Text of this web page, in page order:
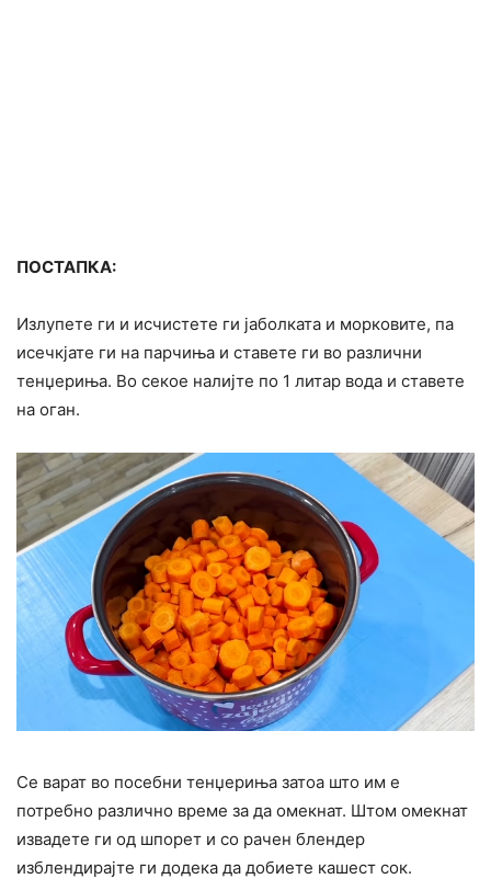
ПОСТАПКА:
Излупете ги и исчистете ги јаболката и морковите, па
исечкјате ги на парчиња и ставете ги во различни
тенџериња. Во секое налијте по 1 литар вода и ставете
на оган.
Се варат во посебни тенџериња затоа што им е
потребно различно време за да омекнат. Штом омекнат
извадете ги од шпорет и со рачен блендер
изблендирајте ги додека да добиете кашест сок.